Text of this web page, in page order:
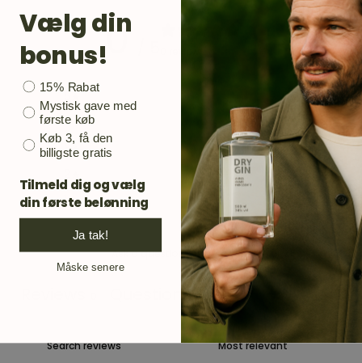
0
5 0%
4
3
0%
%
1
Ask a questionWrite a review
Questions 0
Vælg din
bonus!
Bonusgave
15% Rabat
Mystisk gave med
første køb
Køb 3, få den
billigste gratis
Tilmeld dig og vælg
din første belønning
Ja tak!
Måske senere